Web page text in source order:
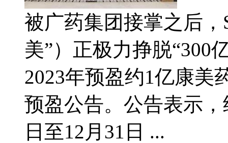
被广药集团接掌之后，
美”）正极力挣脱“300
2023年预盈约1亿康美
预盈公告。公告表示
日至12月31日 ...